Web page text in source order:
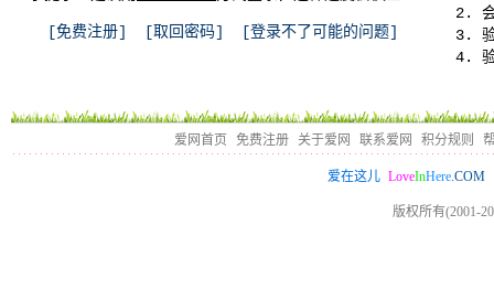
[免费注册] [取回密码] [登录不了可能的问题]
爱网首页 免费注册 关于爱网 联系爱网 积分规则
爱在这儿 LoveInHere.COM
版权所有(2001-